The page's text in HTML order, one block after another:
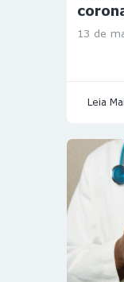
13 de
Leia